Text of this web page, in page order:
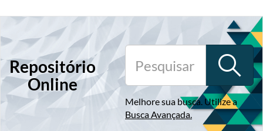
Repositório
Online
Melhore sua busca. Utilize a
Busca Avançada.